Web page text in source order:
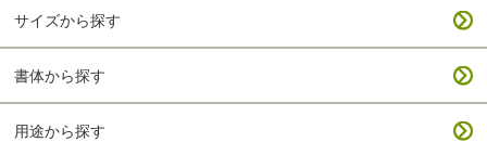
サイズから探す
書体から探す
用途から探す